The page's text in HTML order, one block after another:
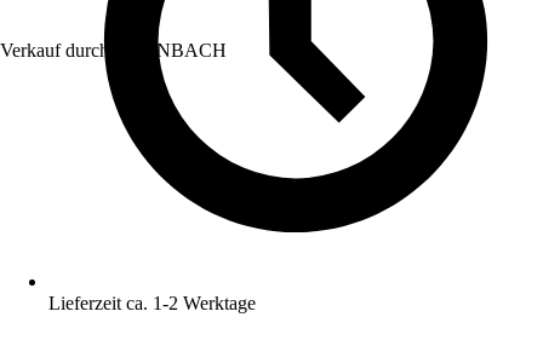
Verkauf durch: HORNBACH
Lieferzeit ca. 1-2 Werktage